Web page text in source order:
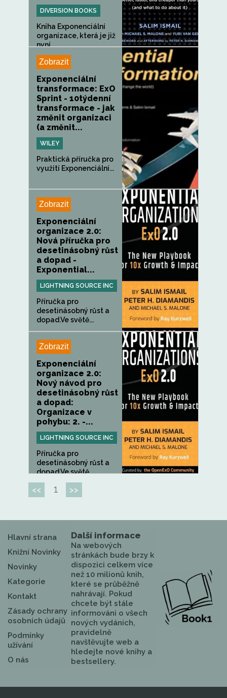
DIVERSION BOOKS
Kniha Exponenciální
organizace, která je již
nyní...
Zobrazit
Exponenciální
transformace: ExO
Sprint - 10týdenní
transformace - jak
změnit organizaci
(a změnit...
WILEY
Praktická příručka pro
využití Exponenciální...
Zobrazit
Exponenciální
organizace 2.0:
Nová příručka pro
desetinásobný růst
a dopad -
Exponential...
LIGHTNING SOURCE INC
Příručka pro
desetinásobný růst a
dopad.Ve světě...
Zobrazit
Exponenciální
organizace 2.0:
Nový návod pro
desetinásobný růst
a dopad:
Organizace v
pohybu: 2. -...
LIGHTNING SOURCE INC
Příručka pro
desetinásobný růst a
dopad.Ve světě...
<< 1 >>
Hlavní strana
Knižní Novinky
Novinky
Kategorie
Kontakt
Zásady ochrany
osobních údajů
Podmínky
užívání
O nás
Další informace
Na webových
stránkách bude brzy k
dispozici celkem více
než 10 milionů knih,
které se průběžně
nahrávají. Pokud
chcete být stále
informováni o všech
nových vydáních,
pravidelně
navštěvujte web a
hledejte nové knihy a
bestsellery.